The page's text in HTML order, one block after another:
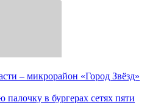
– микрорайон «Город Звёзд»
в бургерах сетях пяти